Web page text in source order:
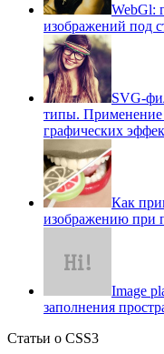
WebGl:
изображений под
SVG-
типы. Применение
графических
Как
изображению при
Image
заполнения
Статьи о CSS3